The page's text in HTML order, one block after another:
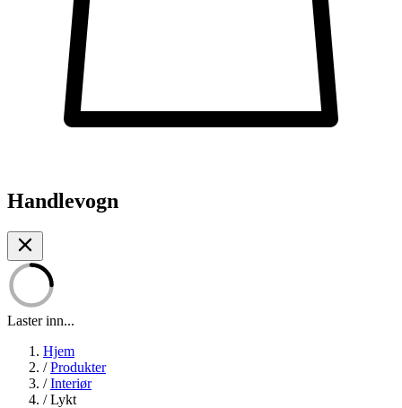
Handlevogn
Laster inn...
Hjem
/ Produkter
/ Interiør
/ Lykt